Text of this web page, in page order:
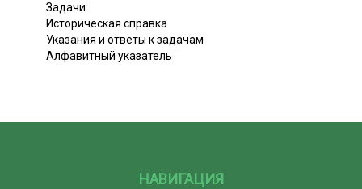
Задачи
Историческая справка
Указания и ответы к задачам
Алфавитный указатель
НАВИГАЦИЯ